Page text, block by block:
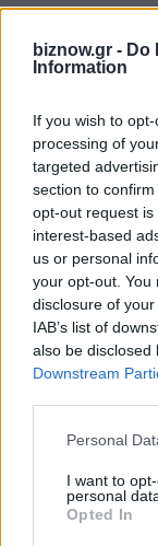
biznow.gr - Do
Information
If you wish to
processing of
targeted
section to
opt-out request
interest-based
us or personal
your opt-out. You
disclosure of
IAB’s list of
also be disclosed
Downstream
Personal
I want to
personal
Opted In
Η κυρία
«Ως γυναίκα
δυνατότητες
πείσμα,
εξελίσσεται.
την αφοσίωσή
γίνονται
Ο κ. Κρίστιαν
THEON
της
είναι στην